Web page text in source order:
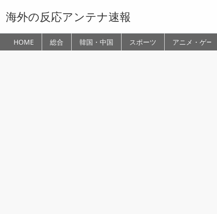
海外の反応アンテナ速報
HOME 総合 韓国・中国 スポーツ アニメ・ゲー